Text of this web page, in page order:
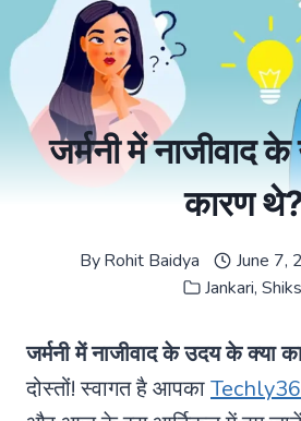
जर्मनी में नाजीवाद
कारण
ByRohit Baidya
June 7,
Jankari,
जर्मनी में नाजीवाद के उदय के क्या
दोस्तों! स्वागत है आपका